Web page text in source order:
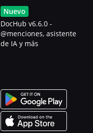
Nuevo
DocHub v6.6.0 -
@menciones, asistente
de IA y más